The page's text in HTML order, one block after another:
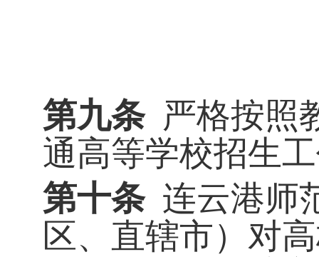
第九条 严格按照
通高等学校招生
第十条 连云港师
区、直辖市）对